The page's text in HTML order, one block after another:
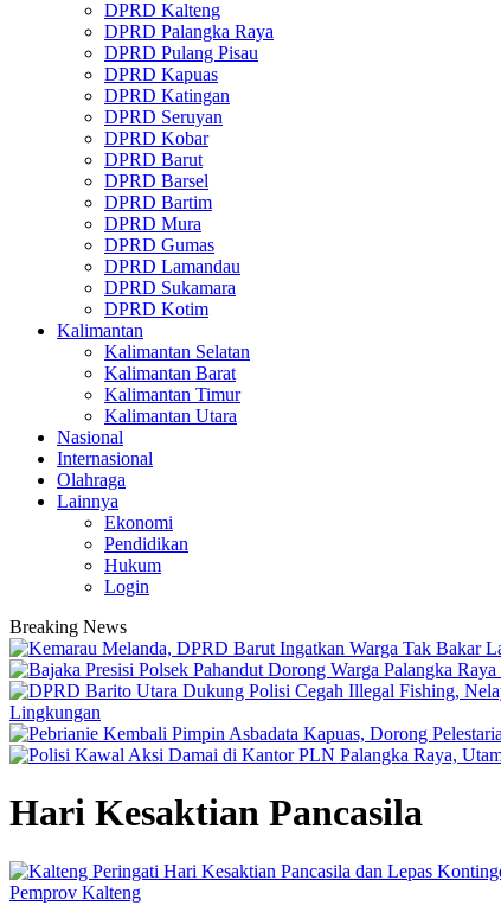
DPRD Kalteng
DPRD Palangka Raya
DPRD Pulang Pisau
DPRD Kapuas
DPRD Katingan
DPRD Seruyan
DPRD Kobar
DPRD Barut
DPRD Barsel
DPRD Bartim
DPRD Mura
DPRD Gumas
DPRD Lamandau
DPRD Sukamara
DPRD Kotim
Kalimantan
Kalimantan Selatan
Kalimantan Barat
Kalimantan Timur
Kalimantan Utara
Nasional
Internasional
Olahraga
Lainnya
Ekonomi
Pendidikan
Hukum
Login
Breaking News
Lingkungan
Hari Kesaktian Pancasila
Pemprov Kalteng